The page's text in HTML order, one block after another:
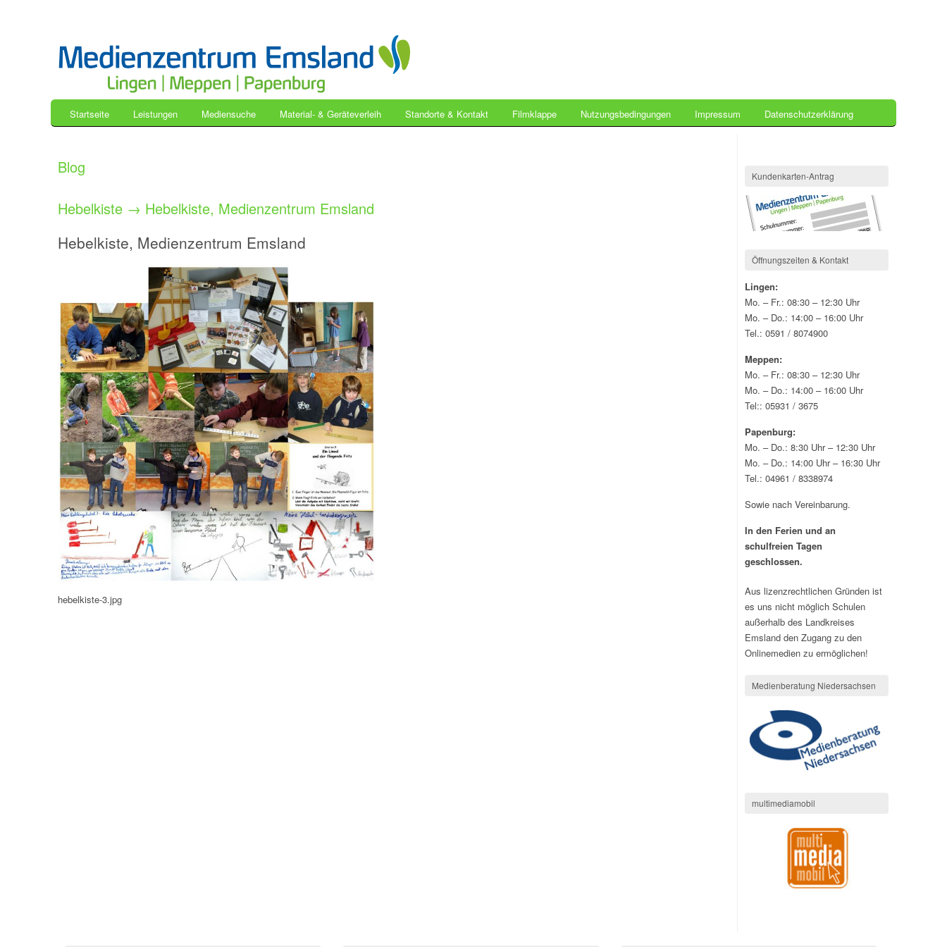
Startseite Leistungen Mediensuche Material- & Geräteverleih Standorte & Kontakt Filmklappe Nutzungsbedingungen Impressum Datenschutzerklärung
Blog
Hebelkiste → Hebelkiste, Medienzentrum Emsland
Hebelkiste, Medienzentrum Emsland
hebelkiste-3.jpg
Kundenkarten-Antrag
Öffnungszeiten & Kontakt
Lingen:
Mo. – Fr.: 08:30 – 12:30 Uhr
Mo. – Do.: 14:00 – 16:00 Uhr
Tel.: 0591 / 8074900
Meppen:
Mo. – Fr.: 08:30 – 12:30 Uhr
Mo. – Do.: 14:00 – 16:00 Uhr
Tel:: 05931 / 3675
Papenburg:
Mo. – Do.: 8:30 Uhr – 12:30 Uhr
Mo. – Do.: 14:00 Uhr – 16:30 Uhr
Tel.: 04961 / 8338974
Sowie nach Vereinbarung.
In den Ferien und an
schulfreien Tagen
geschlossen.
Aus lizenzrechtlichen Gründen ist
es uns nicht möglich Schulen
außerhalb des Landkreises
Emsland den Zugang zu den
Onlinemedien zu ermöglichen!
Medienberatung Niedersachsen
multimediamobil